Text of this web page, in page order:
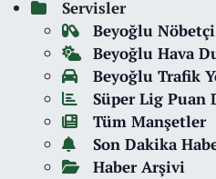
Servisler
Beyoğlu
Beyoğlu Hava
Beyoğlu Trafik
Süper Lig Puan
Tüm Manşetler
Son Dakika
Haber Arşivi